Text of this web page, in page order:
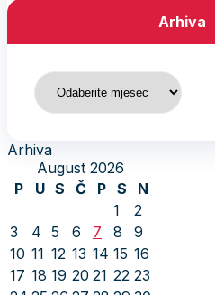
Arhiva
Arhiva
Arhiva
August 2026
P
U S Č P S
N
1
2
3
4 5 6 7 8
9
10 11 12 13 14 15 16
17 18 19 20 21 22 23